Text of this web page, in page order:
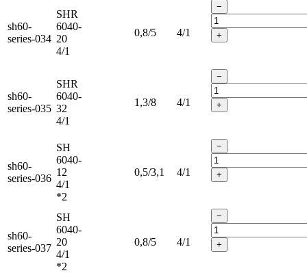
sh60-
series-034
SHR
6040-
20
4/1
0,8/5 4/1
−
+
sh60-
series-035
SHR
6040-
32
4/1
1,3/8 4/1
−
+
sh60-
series-036
SH
6040-
12
4/1
*2
0,5/3,1 4/1
−
+
sh60-
series-037
SH
6040-
20
4/1
*2
0,8/5 4/1
−
+